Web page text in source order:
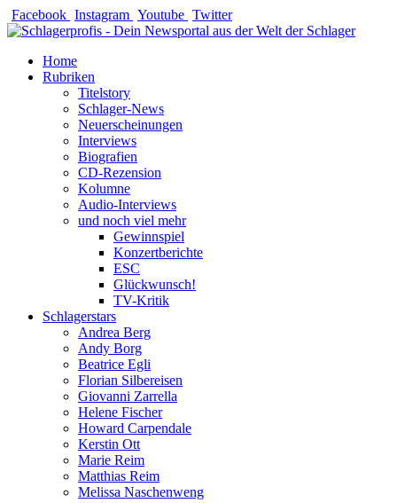
Zum
Inhalt
Facebook Instagram Youtube Twitter
Home
Rubriken
Titelstory
Schlager-News
Neuerscheinungen
Interviews
Biografien
CD-Rezension
Kolumne
Audio-Interviews
und noch viel mehr
Gewinnspiel
Konzertberichte
ESC
Glückwunsch!
TV-Kritik
Schlagerstars
Andrea Berg
Andy Borg
Beatrice Egli
Florian Silbereisen
Giovanni Zarrella
Helene Fischer
Howard Carpendale
Kerstin Ott
Marie Reim
Matthias Reim
Melissa Naschenweng